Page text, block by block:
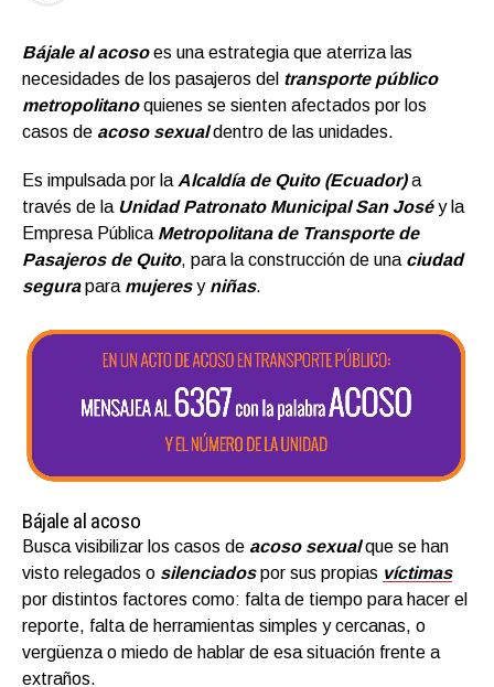
Bájale al acosoes una estrategia que aterriza las
necesidades de los pasajeros del transporte público
metropolitanoquienes se sienten afectados por los
casos de acoso sexual dentro de las unidades.
Es impulsada por la Alcaldía de Quito (Ecuador)a
través de la Unidad Patronato Municipal San Joséy la
Empresa Pública Metropolitana de Transporte de
Pasajeros de Quito, para la construcción de una ciudad
segurapara mujeresy niñas.
Bájale al acoso
Busca visibilizar los casos de acoso sexual que se han
visto relegados o silenciados por sus propias víctimas
por distintos factores como: falta de tiempo para hacer el
reporte, falta de herramientas simples y cercanas, o
vergüenza o miedo de hablar de esa situación frente a
extraños.